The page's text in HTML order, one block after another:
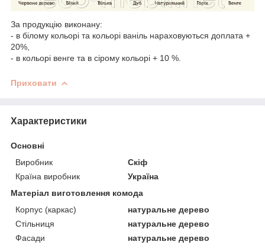
За продукцію виконану:
- в білому кольорі та кольорі ваніль нараховуються доплата +
20%,
- в кольорі венге та в сірому кольорі + 10 %.
Приховати
Характеристики
Основні
Виробник
Скіф
Країна виробник
Україна
Матеріал виготовлення комода
Корпус (каркас)
натуральне дерево
Стільниця
натуральне дерево
Фасади
натуральне дерево